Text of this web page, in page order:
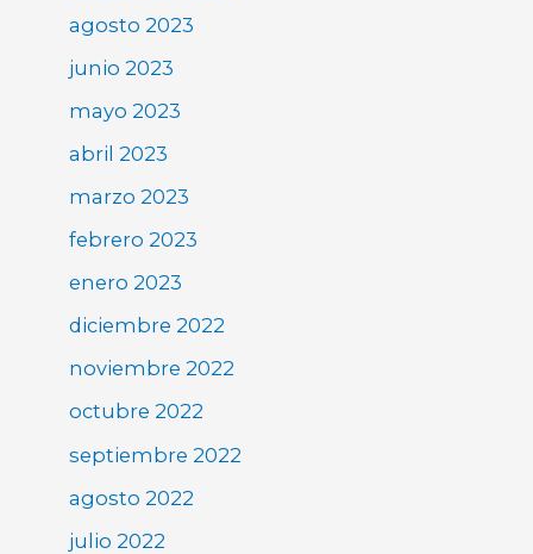
agosto 2023
junio 2023
mayo 2023
abril 2023
marzo 2023
febrero 2023
enero 2023
diciembre 2022
noviembre 2022
octubre 2022
septiembre 2022
agosto 2022
julio 2022